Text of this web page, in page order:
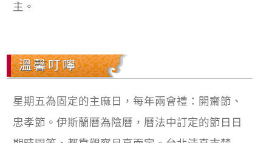
主。
溫馨叮嚀
星期五為固定的主麻日，每年兩會禮：開齋節、
忠孝節。伊斯蘭曆為陰曆，曆法中訂定的節日日